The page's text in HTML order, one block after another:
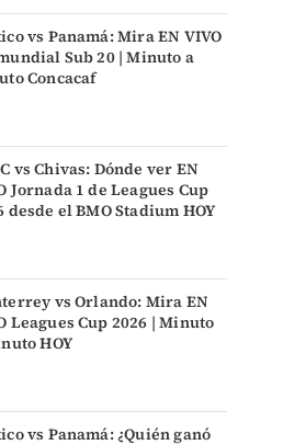
vs Panamá: Mira EN VIVO
Sub 20 | Minuto a
Concacaf
vs Chivas: Dónde ver EN
Jornada 1 de Leagues Cup
desde el BMO Stadium HOY
vs Orlando: Mira EN
Leagues Cup 2026 | Minuto
HOY
vs Panamá: ¿Quién ganó